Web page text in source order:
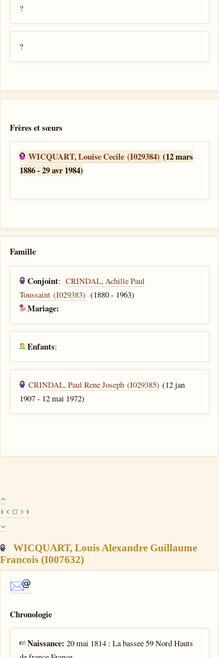
?
?
Frères et sœurs
WICQUART, Louise Cecile (I029384) (12 mars
1886 - 29 avr 1984)
Famille
Conjoint:CRINDAL, Achille Paul
Toussaint (I029383) (1880 - 1963)
Mariage:
Enfants:
CRINDAL, Paul Rene Joseph (I029385) (12 jan
1907 - 12 mai 1972)
WICQUART, Louis Alexandre Guillaume
Francois (I007632)
Chronologie
Naissance:20 mai 1814 : La bassee 59 Nord Hauts